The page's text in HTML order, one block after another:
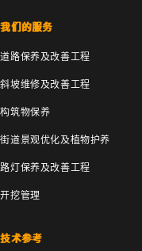
我们的服务
道路保养及改善工程
斜坡维修及改善工程
构筑物保养
街道景观优化及植物护养
路灯保养及改善工程
开挖管理
技术参考